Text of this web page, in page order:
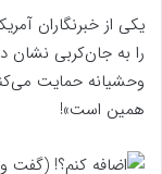
یکی از خبرنگاران
را به جان‌کربی نشان
وحشیانه حمایت
همین است‌»!